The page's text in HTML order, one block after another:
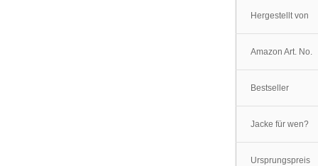
Hergestellt von
Amazon Art. No.
Bestseller
Jacke für wen?
Ursprungspreis